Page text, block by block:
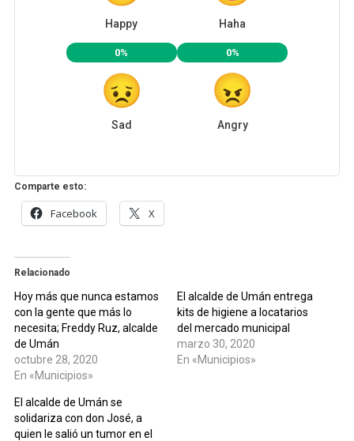
Happy Haha
0%
Sad
0%
Angry
Comparte esto:
Facebook X
Relacionado
Hoy más que nunca estamos
con la gente que más lo
necesita; Freddy Ruz, alcalde
de Umán
octubre 28, 2020
En «Municipios»
El alcalde de Umán entrega
kits de higiene a locatarios
del mercado municipal
marzo 30, 2020
En «Municipios»
El alcalde de Umán se
solidariza con don José, a
quien le salió un tumor en el